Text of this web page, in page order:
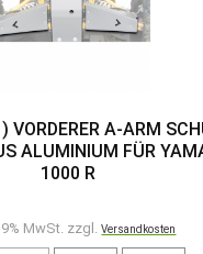
VORDERER A-ARM
ALUMINIUM FÜR
1000 R
MwSt. zzgl.Versandkosten